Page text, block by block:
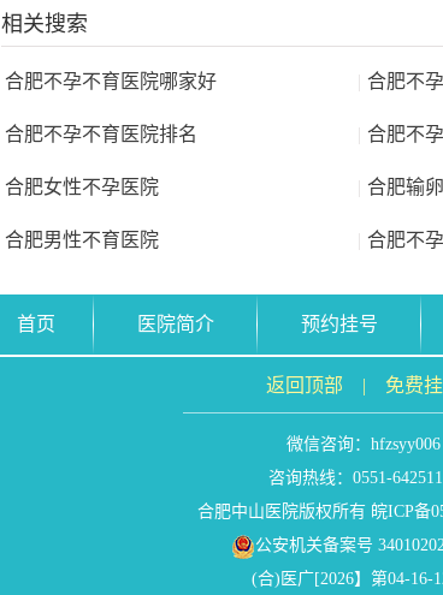
相关搜索
合肥不孕不育医院哪家好 | 合肥不
合肥不孕不育医院排名 | 合肥不
合肥女性不孕医院 | 合肥输
合肥男性不育医院 | 合肥不
首页 医院简介 预约挂号
返回顶部 | 免费
微信咨询： hfzsyy006
咨询热线：0551-
合肥中山医院版权所有 皖ICP备
公安机关备案号
(合)医广[2026】第04-16-